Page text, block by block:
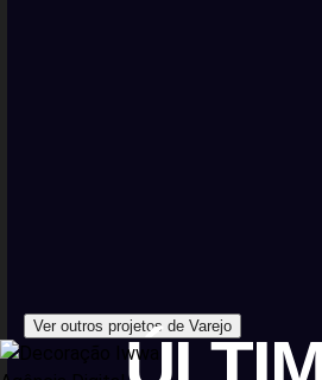
Ver outros projetos de Varejo